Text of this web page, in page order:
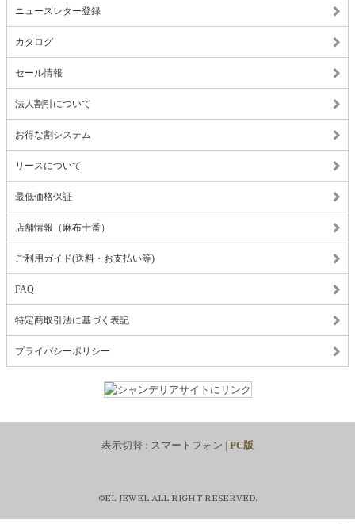
ニュースレター登録
カタログ
セール情報
法人割引について
お得な割システム
リースについて
最低価格保証
店舗情報（麻布十番）
ご利用ガイド(送料・お支払い等)
FAQ
特定商取引法に基づく表記
プライバシーポリシー
表示切替 : スマートフォン | PC版
©EL JEWEL ALL RIGHT RESERVED.